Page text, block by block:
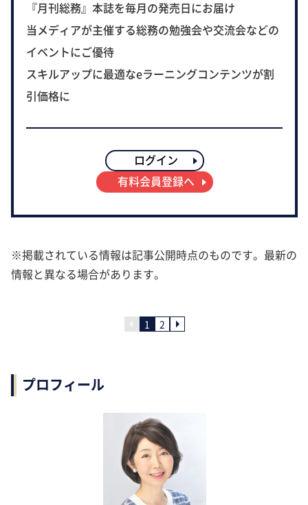
『月刊総務』本誌を毎月の発売日にお届け
当メディアが主催する総務の勉強会や交流会などの
イベントにご優待
スキルアップに最適なeラーニングコンテンツが割
引価格に
ログイン
有料会員登録へ
※掲載されている情報は記事公開時点のものです。最新の
情報と異なる場合があります。
1 2
プロフィール